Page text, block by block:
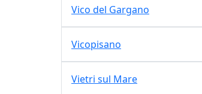
Vico del Gargano
Vicopisano
Vietri sul Mare